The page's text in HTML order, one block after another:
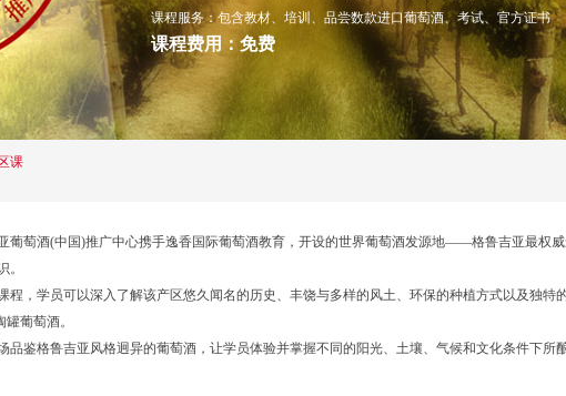
课程服务：包含教材、培训、品尝数款进口葡萄酒、考试、官方证书
课程费用：免费
课
葡萄酒(中国)推广中心携手逸香国际葡萄酒教育，开设的世界葡萄酒发源地——格鲁吉亚最权
。
程，学员可以深入了解该产区悠久闻名的历史、丰饶与多样的风土、环保的种植方式以及独特
罐葡萄酒。
品鉴格鲁吉亚风格迥异的葡萄酒，让学员体验并掌握不同的阳光、土壤、气候和文化条件下所